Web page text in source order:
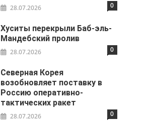
28.07.2026 0
Хуситы перекрыли Баб-эль-
Мандебский пролив
28.07.2026 0
Северная Корея
возобновляет поставку в
Россию оперативно-
тактических ракет
28.07.2026 0